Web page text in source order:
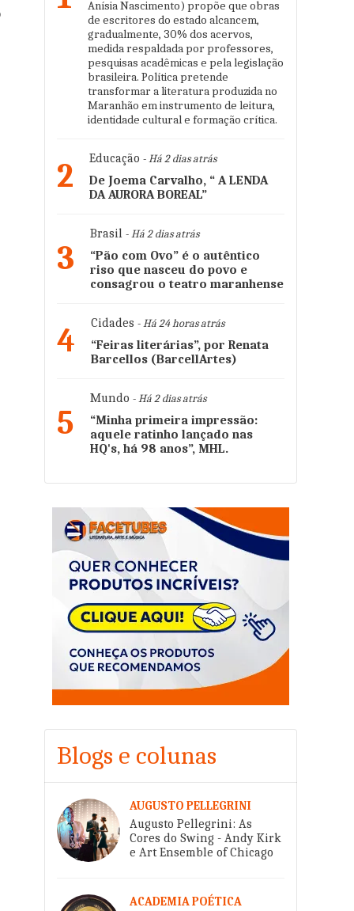
Anísia Nascimento) propõe que obras
de escritores do estado alcancem,
gradualmente, 30% dos acervos,
medida respaldada por professores,
pesquisas acadêmicas e pela legislação
brasileira. Política pretende
transformar a literatura produzida no
Maranhão em instrumento de leitura,
identidade cultural e formação crítica.
2 Educação - Há 2 dias atrás
De Joema Carvalho, “ A LENDA
DA AURORA BOREAL”
3
Brasil - Há 2 dias atrás
“Pão com Ovo” é o autêntico
riso que nasceu do povo e
consagrou o teatro maranhense
4 Cidades - Há 24 horas atrás
“Feiras literárias”, por Renata
Barcellos (BarcellArtes)
5
Mundo - Há 2 dias atrás
“Minha primeira impressão:
aquele ratinho lançado nas
HQ's, há 98 anos”, MHL.
Blogs e colunas
AUGUSTO PELLEGRINI
Augusto Pellegrini: As
Cores do Swing - Andy Kirk
e Art Ensemble of Chicago
ACADEMIA POÉTICA